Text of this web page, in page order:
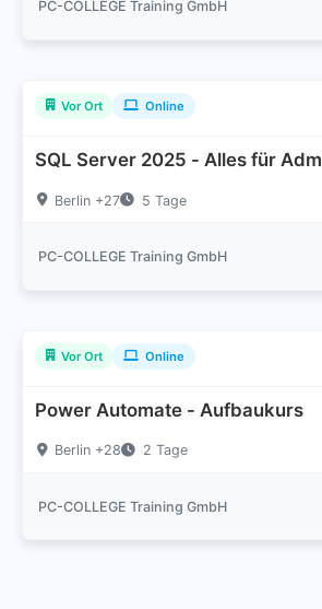
PC-COLLEGE Training GmbH
Vor Ort Online
SQL Server 2025 - Alles für
Berlin +27 5 Tage
PC-COLLEGE Training GmbH
Vor Ort Online
Power Automate - Aufbaukurs
Berlin +28 2 Tage
PC-COLLEGE Training GmbH